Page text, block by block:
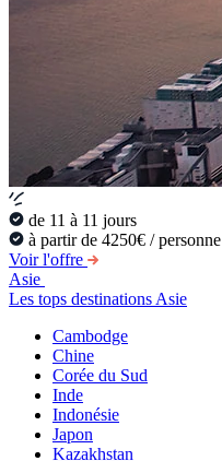
de 11 à 11 jours
à partir de 4250€ / personne
Voir l'offre
Asie
Les tops destinations Asie
Cambodge
Chine
Corée du Sud
Inde
Indonésie
Japon
Kazakhstan